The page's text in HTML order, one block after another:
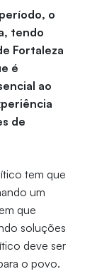
o
tendo
Fortaleza
é
ao
de
tem que
um
que
soluções
deve ser
o povo.